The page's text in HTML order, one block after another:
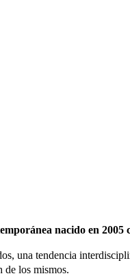
nacido en
una tendencia
de los mismos.